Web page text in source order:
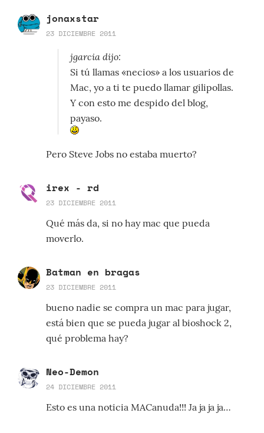
jonaxstar
23 DICIEMBRE 2011
jgarcia dijo:
Si tú llamas «necios» a los usuarios de
Mac, yo a ti te puedo llamar gilipollas.
Y con esto me despido del blog,
payaso.
Pero Steve Jobs no estaba muerto?
irex - rd
23 DICIEMBRE 2011
Qué más da, si no hay mac que pueda
moverlo.
Batman en bragas
23 DICIEMBRE 2011
bueno nadie se compra un mac para jugar,
está bien que se pueda jugar al bioshock 2,
qué problema hay?
Neo-Demon
24 DICIEMBRE 2011
Esto es una noticia MACanuda!!! Ja ja ja ja…